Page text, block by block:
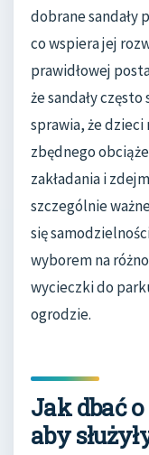
dobrane sandały
co wspiera jej
prawidłowej
że sandały
sprawia, że dzieci
zbędnego
zakładania i
szczególnie
się
wyborem na
wycieczki do
ogrodzie.
Jak dbać
aby